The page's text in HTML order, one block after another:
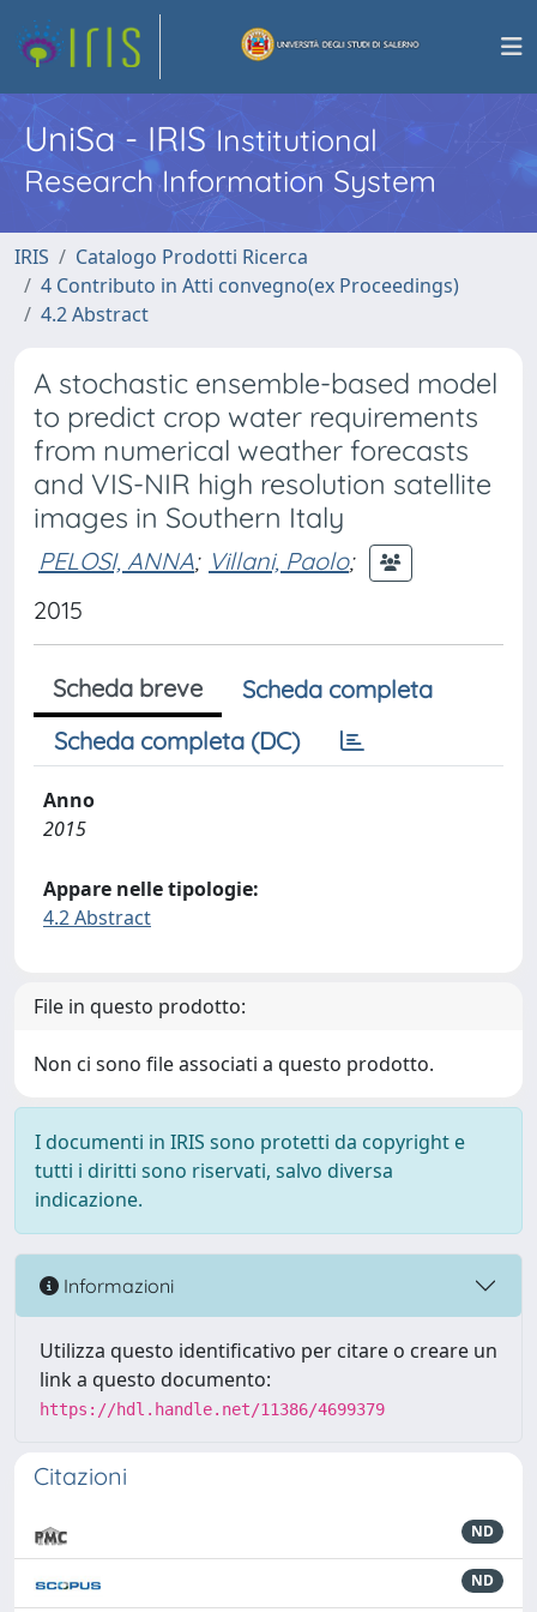
UniSa - IRISInstitutional
Research Information System
IRIS
Catalogo Prodotti Ricerca
4 Contributo in Atti convegno(ex Proceedings)
4.2 Abstract
A stochastic ensemble-based model
to predict crop water requirements
from numerical weather forecasts
and VIS-NIR high resolution satellite
images in Southern Italy
PELOSI, ANNA; Villani, Paolo;
2015
Scheda breve
Scheda completa
Scheda completa (DC)
Anno
2015
Appare nelle tipologie:
4.2 Abstract
File in questo prodotto:
Non ci sono file associati a questo prodotto.
I documenti in IRIS sono protetti da copyright e
tutti i diritti sono riservati, salvo diversa
indicazione.
Informazioni
Utilizza questo identificativo per citare o creare un
link a questo documento:
https://hdl.handle.net/11386/4699379
Citazioni
ND
ND